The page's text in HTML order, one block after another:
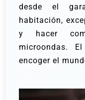
desde el
habitación,
y hacer
microondas.
encoger el